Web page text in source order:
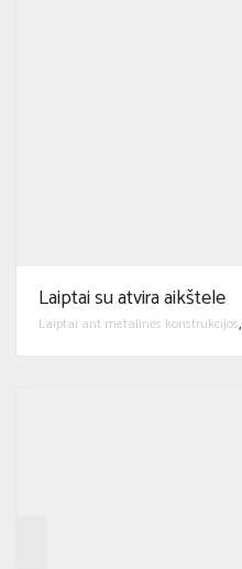
Laiptai su atvira aikštele
Laiptai ant metalinės konstrukcijos,